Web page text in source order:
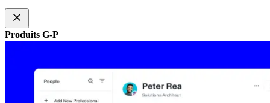
Produits G-P​​